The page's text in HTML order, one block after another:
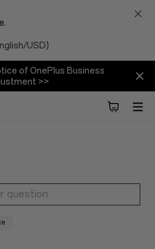
USD)
of OnePlus Business
>>
question